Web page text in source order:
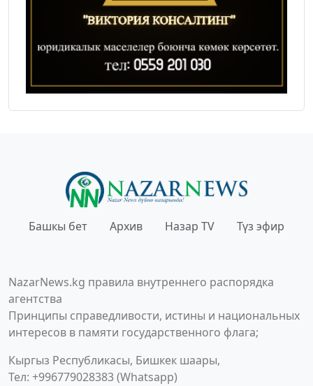
Башкы бет Архив Назар TV Түз эфир
NazarNews.kg правила внутреннего распорядка
агентства
Принципы справедливости, истины и национальных
интересов в памяти государственного флага;
Кыргыз Республикасы, Бишкек шаары,
Тел: +996779028383 (Whatsapp)